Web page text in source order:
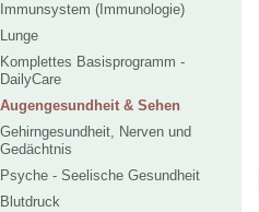
Immunsystem (Immunologie)
Lunge
Komplettes Basisprogramm -
DailyCare
Augengesundheit & Sehen
Gehirngesundheit, Nerven und
Gedächtnis
Psyche - Seelische Gesundheit
Blutdruck